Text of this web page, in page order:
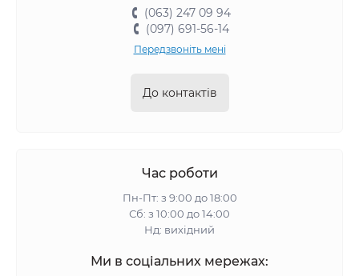
(063) 247 09 94
(097) 691-56-14
Передзвоніть мені
До контактів
Час роботи
Пн-Пт: з 9:00 до 18:00
Сб: з 10:00 до 14:00
Нд: вихідний
Ми в соціальних мережах: